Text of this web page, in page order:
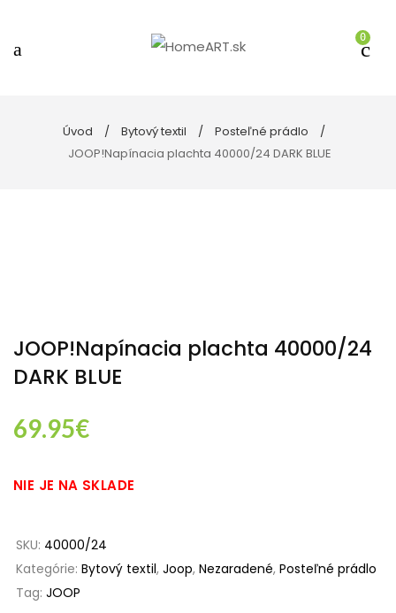
0
Úvod Bytový textil
Posteľné prádlo
JOOP!Napínacia plachta 40000/24 DARK BLUE
JOOP!Napínacia plachta 40000/24
DARK BLUE
69.95€
NIE JE NA SKLADE
SKU: 40000/24
Kategórie: Bytový textil, Joop, Nezaradené, Posteľné prádlo
Tag: JOOP